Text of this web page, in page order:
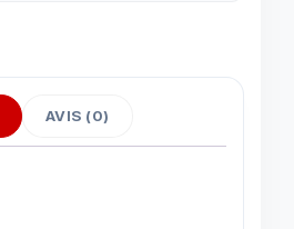
AVIS (0)